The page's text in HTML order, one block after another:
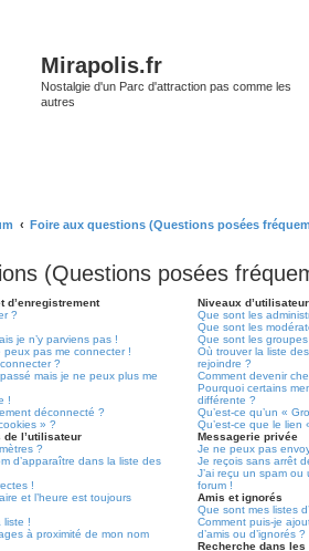
Mirapolis.fr
Nostalgie d'un Parc d'attraction pas comme les
autres
Foire aux questions (Questions posées
(Questions posées
d’enregistrement
?
je n’y parviens pas !
peux pas me connecter !
?
mais je ne peux plus me
!
déconnecté ?
» ?
de l’utilisateur
?
d’apparaître dans la liste des
!
et l’heure est toujours
liste !
à proximité de mon nom
Niveaux
Que sont les
Que sont les
Que sont les groupes
Où trouver la liste
rejoindre ?
Comment devenir
Pourquoi certains
différente ?
Qu’est-ce qu’un «
Qu’est-ce que le lien
Messagerie privée
Je ne peux pas
Je reçois sans arrêt
J’ai reçu un spam ou
forum !
Amis et ignorés
Que sont mes listes
Comment puis-je
d’amis ou d’ignorés ?
Recherche dans les